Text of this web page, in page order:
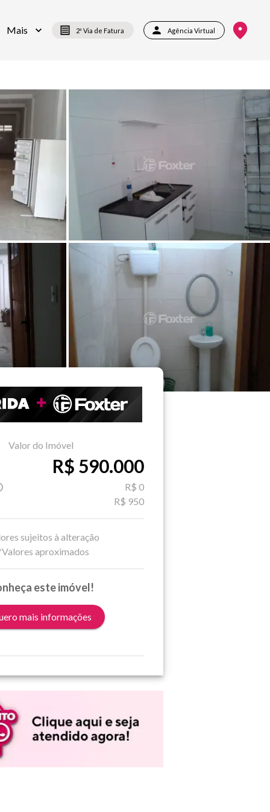
Mais 2ª Via de Fatura Agência Virtual
Valor do Imóvel
R$ 590.000
R$ 0
R$ 950
sujeitos à alteração
aproximados
este imóvel!
mais informações